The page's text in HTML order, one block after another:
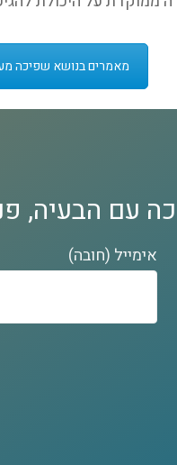
מאמרים בנושא שפיכה
עם הבעיה,
אימייל (חובה)